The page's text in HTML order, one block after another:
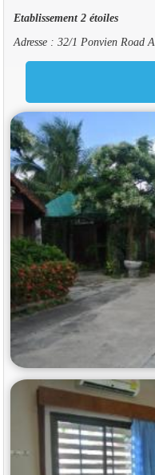
Etablissement 2 étoiles
Adresse : 32/1 Ponvien Road